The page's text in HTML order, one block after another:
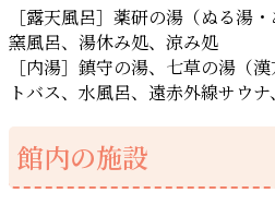
［露天風呂］薬研の湯（ぬる湯
窯風呂、湯休み処、涼み処
［内湯］鎮守の湯、七草の湯（
トバス、水風呂、遠赤外線サウ
館内の施設